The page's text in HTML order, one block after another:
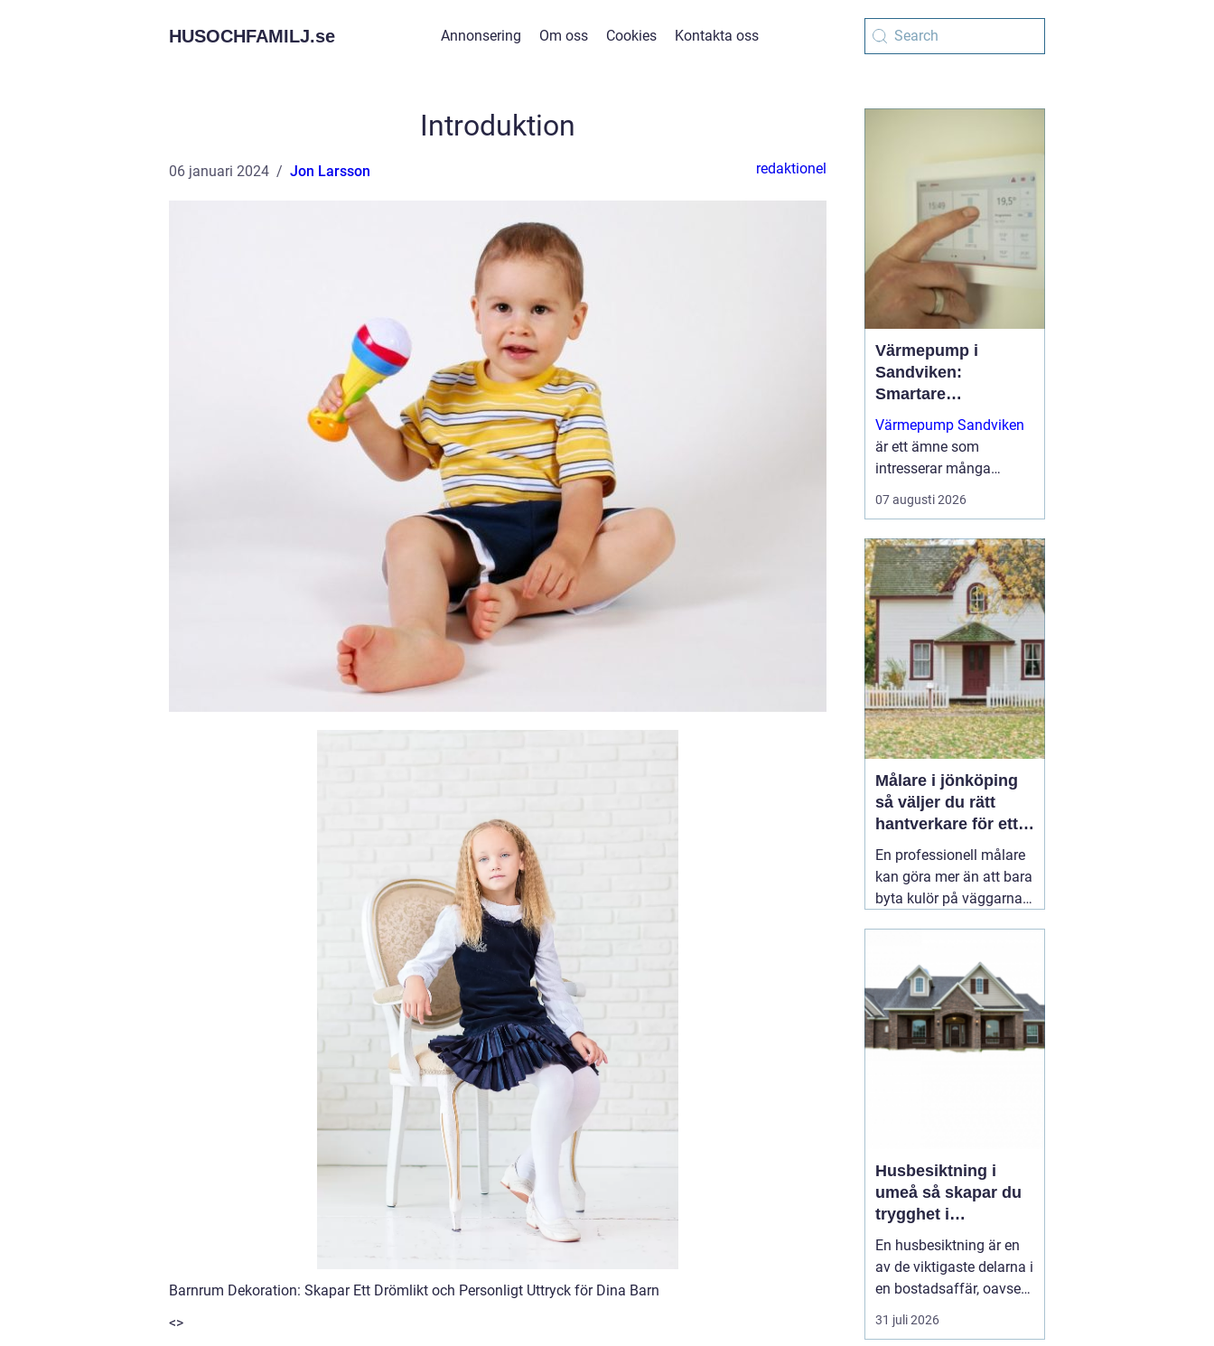
HUSOCHFAMILJ.se Annonsering Om oss Cookies Kontakta oss
Introduktion
06 januari 2024 Jon Larsson redaktionel
Barnrum Dekoration: Skapar Ett Drömlikt och Personligt Uttryck för Dina Barn
<>
Värmepump i
Sandviken:
Smartare
uppvärmning för
villa och fastighet
Värmepump Sandviken
är ett ämne som
intresserar många
villaägare och
fastighetsägare som vill
uppvärmningskostnader
och få ett ...
07 augusti 2026
Målare i jönköping
så väljer du rätt
hantverkare för ett
hållbart resultat
En professionell målare
kan göra mer än att bara
byta kulör på väggarna.
slitage och fukt, lyfter
helhetsintrycket och kan
till och med höja värdet
på bostaden. När någon
letar efter01 augusti
Husbesiktning i
umeå så skapar du
trygghet i
bostadsaffären
En husbesiktning är en
av de viktigaste delarna i
en bostadsaffär, oavsett
om du köper eller säljer.
För den som bor i eller
31 juli 2026